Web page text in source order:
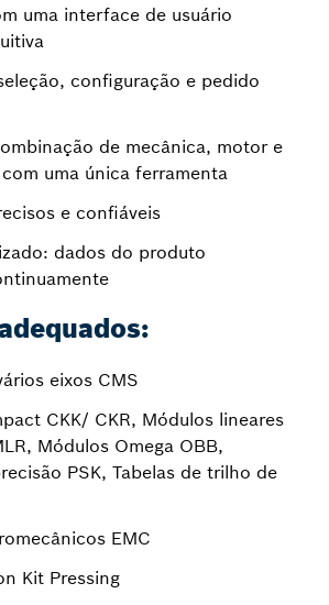
uma interface de usuário
configuração e pedido
de mecânica, motor e
uma única ferramenta
e confiáveis
dados do produto
eixos CMS
CKK/ CKR, Módulos lineares
Módulos Omega OBB,
PSK, Tabelas de trilho de
EMC
Kit Pressing